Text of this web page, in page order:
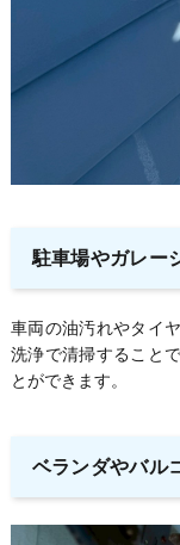
駐車場やガレー
車両の油汚れやタイ
洗浄で清掃すること
とができます。
ベランダやバル